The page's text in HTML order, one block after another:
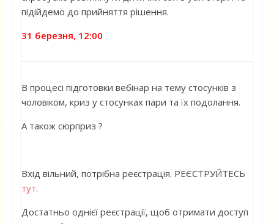
підійдемо до прийняття рішення.
31 березня, 12:00
В процесі підготовки вебінар на тему стосунків з
чоловіком, криз у стосунках пари та їх подолання.
А також сюрприз ?
Вхід вільний, потрібна реєстрація. РЕЄСТРУЙТЕСЬ
тут.
Достатньо однієї реєстрації, щоб отримати доступ